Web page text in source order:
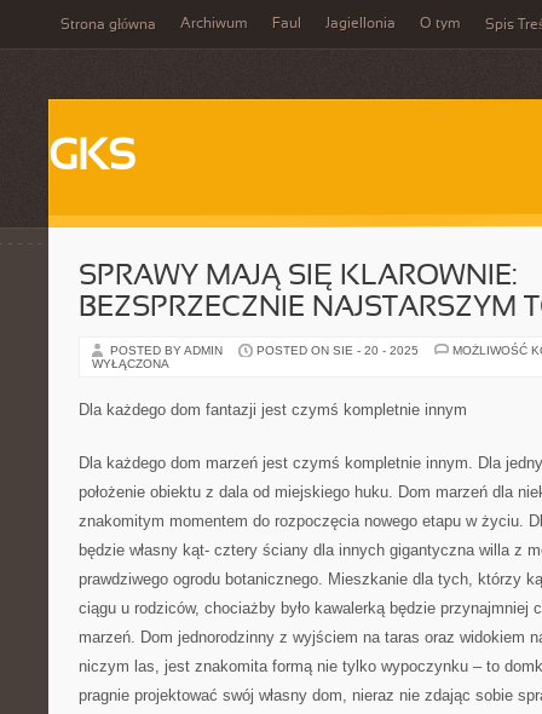
Strona główna Archiwum Faul Jagiellonia O tym Spis
GKS
SPRAWY MAJĄ SIĘ KLAROWNIE:
BEZSPRZECZNIE NAJSTARSZYM
POSTED BY ADMIN POSTED ON SIE - 20 - 2025
MOŻLIWOŚĆ
WYŁĄCZONA
Dla każdego dom fantazji jest czymś kompletnie innym
Dla każdego dom marzeń jest czymś kompletnie innym. Dla
położenie obiektu z dala od miejskiego huku. Dom marzeń dla
znakomitym momentem do rozpoczęcia nowego etapu w życiu.
będzie własny kąt- cztery ściany dla innych gigantyczna willa z
prawdziwego ogrodu botanicznego. Mieszkanie dla tych, którzy
ciągu u rodziców, chociażby było kawalerką będzie przynajmniej
marzeń. Dom jednorodzinny z wyjściem na taras oraz widokiem
niczym las, jest znakomita formą nie tylko wypoczynku – to
pragnie projektować swój własny dom, nieraz nie zdając sobie